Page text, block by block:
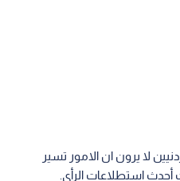
أن 66% من الأردنيين لا يرون ان الامور تسير
أحدث استطلاعات الرأي.